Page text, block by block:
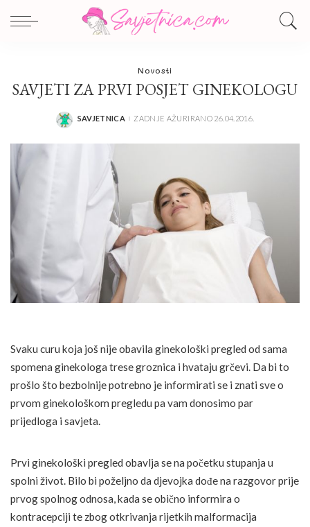
Novosti
SAVJETI ZA PRVI POSJET GINEKOLOGU
POSTED
SAVJETNICA ZADNJE AŽURIRANO 26.04.2016.
Svaku curu koja još nije obavila ginekološki pregled od sama
spomena ginekologa trese groznica i hvataju grčevi. Da bi to
prošlo što bezbolnije potrebno je informirati se i znati sve o
prvom ginekološkom pregledu pa vam donosimo par
prijedloga i savjeta.
Prvi ginekološki pregled obavlja se na početku stupanja u
spolni život. Bilo bi poželjno da djevojka dođe na razgovor prije
prvog spolnog odnosa, kada se obično informira o
kontracepciji te zbog otkrivanja rijetkih malformacija